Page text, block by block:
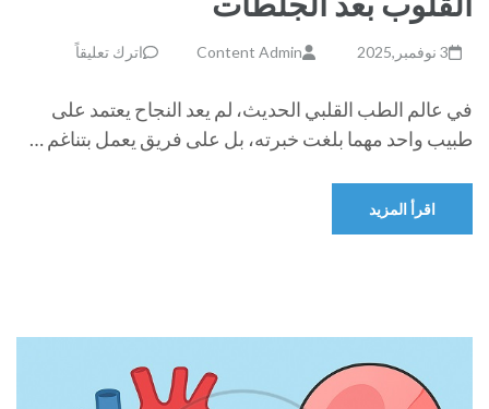
3 نوفمبر,2025 Content Admin اترك تعليقاً
في عالم الطب القلبي الحديث، لم يعد النجاح يعتمد على
طبيب واحد مهما بلغت خبرته، بل على فريق يعمل بتناغم …
اقرأ المزيد